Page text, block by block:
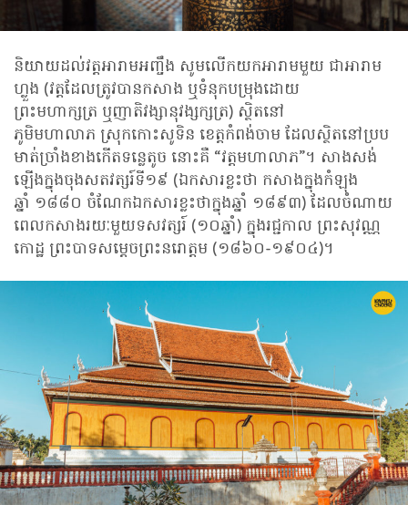
និយាយដល់វត្តអារាមអញ្ចឹង សូមលើកយកអារាមមួយ ជាអារាម
ហ្លួង (វត្តដែលត្រូវបានកសាង ឬទំនុកបម្រុងដោយ
ព្រះមហាក្សត្រ ឬញាតិវង្សានុវង្សក្សត្រ) ស្ថិតនៅ
ភូមិមហាលាភ ស្រុកកោះសូទិន ខេត្តកំពង់ចាម ដែលស្ថិតនៅប្រប
មាត់ច្រាំងខាងកើតទន្លេតូច នោះគឺ “វត្តមហាលាភ”។ សាងសង់
ឡើងក្នុងចុងសតវត្សរ៍ទី១៩ (ឯកសារខ្លះថា កសាងក្នុងកំឡុង
ឆ្នាំ ១៨៨០ ចំណែកឯកសារខ្លះថាក្នុងឆ្នាំ ១៨៩៣) ដែលចំណាយ
ពេលកសាងរយៈមួយទសវត្សរ៍ (១០ឆ្នាំ) ក្នុងរជ្ជកាល ព្រះ​សុវណ្ណ​
កោដ្ឋ ព្រះបាទសម្តេចព្រះនរោត្តម (១៨៦០-១៩០៤)។